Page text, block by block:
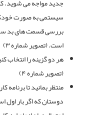
جدید مواجه می شوید.
سیستمی به صورت
بررسی قسمت های بد
است. (تصویر شماره ۳)
(تصویر شماره ۴)
منتظر بمانید تا برنامه
دوستان که اگر بار اول